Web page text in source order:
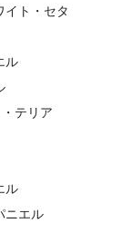
イト・セタ
ル
テリア
ル
ニエル